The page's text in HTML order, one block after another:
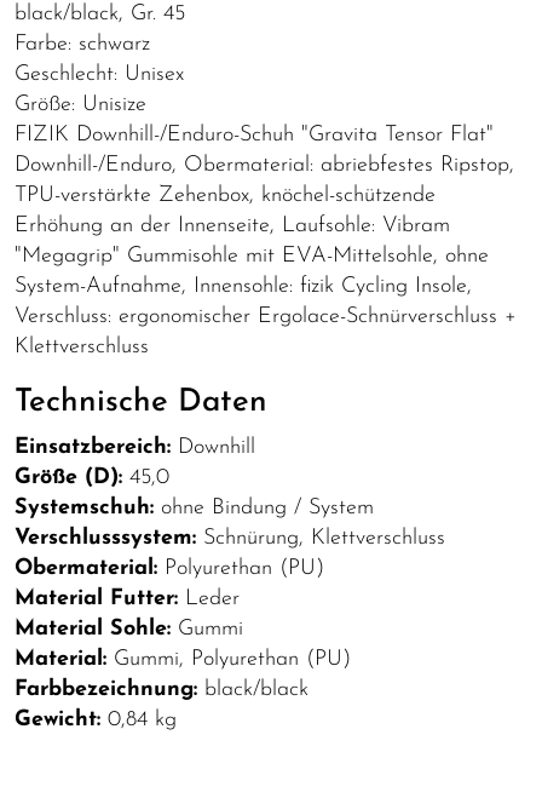
black/black, Gr. 45
Farbe: schwarz
Geschlecht: Unisex
Größe: Unisize
FIZIK Downhill-/Enduro-Schuh "Gravita Tensor Flat"
Downhill-/Enduro, Obermaterial: abriebfestes Ripstop,
TPU-verstärkte Zehenbox, knöchel-schützende
Erhöhung an der Innenseite, Laufsohle: Vibram
"Megagrip" Gummisohle mit EVA-Mittelsohle, ohne
System-Aufnahme, Innensohle: fizik Cycling Insole,
Verschluss: ergonomischer Ergolace-Schnürverschluss +
Klettverschluss
Technische Daten
Einsatzbereich: Downhill
Größe (D): 45,0
Systemschuh: ohne Bindung / System
Verschlusssystem: Schnürung, Klettverschluss
Obermaterial: Polyurethan (PU)
Material Futter: Leder
Material Sohle: Gummi
Material: Gummi, Polyurethan (PU)
Farbbezeichnung: black/black
Gewicht: 0,84 kg